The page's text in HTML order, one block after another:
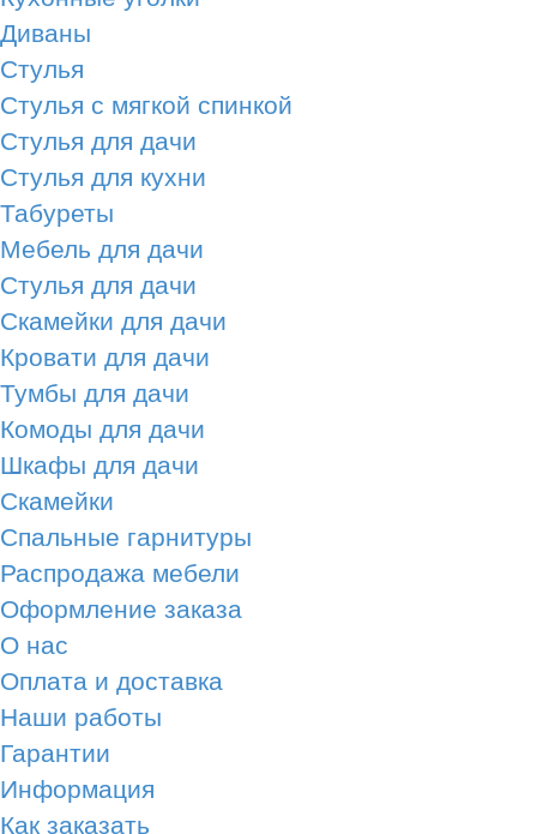
Диваны
Стулья
Стулья с мягкой спинкой
Стулья для дачи
Стулья для кухни
Табуреты
Мебель для дачи
Стулья для дачи
Скамейки для дачи
Кровати для дачи
Тумбы для дачи
Комоды для дачи
Шкафы для дачи
Скамейки
Спальные гарнитуры
Распродажа мебели
Оформление заказа
О нас
Оплата и доставка
Наши работы
Гарантии
Информация
Как заказать